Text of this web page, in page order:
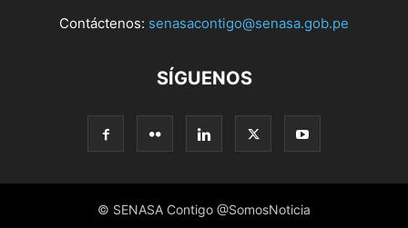
Contáctenos: senasacontigo@senasa.gob.pe
SÍGUENOS
© SENASA Contigo @SomosNoticia